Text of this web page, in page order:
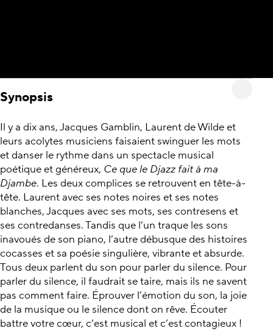
Synopsis
Il y a dix ans, Jacques Gamblin, Laurent de Wilde et
leurs acolytes musiciens faisaient swinguer les mots
et danser le rythme dans un spectacle musical
poétique et généreux, Ce que le Djazz fait à ma
Djambe. Les deux complices se retrouvent en tête-à-
tête. Laurent avec ses notes noires et ses notes
blanches, Jacques avec ses mots, ses contresens et
ses contredanses. Tandis que l’un traque les sons
inavoués de son piano, l’autre débusque des histoires
cocasses et sa poésie singulière, vibrante et absurde.
Tous deux parlent du son pour parler du silence. Pour
parler du silence, il faudrait se taire, mais ils ne savent
pas comment faire. Éprouver l’émotion du son, la joie
de la musique ou le silence dont on rêve. Écouter
battre votre cœur, c’est musical et c’est contagieux !